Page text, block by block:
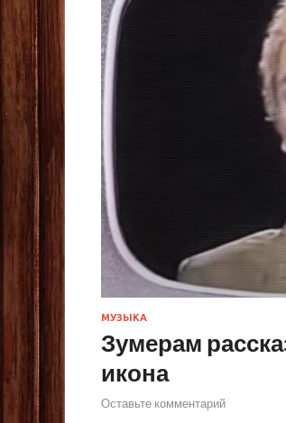
МУЗЫКА
Зумерам
икона
Оставьте комментарий